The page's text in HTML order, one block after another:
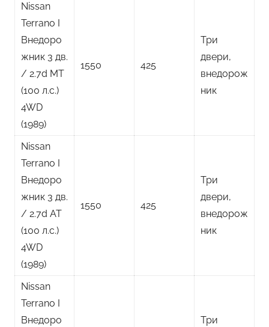
Nissan
Terrano I
Внедоро
жник 3 дв.
/ 2.7d MT
(100 л.с.)
4WD
(1989)
1550 425
Три
двери,
внедорож
ник
Nissan
Terrano I
Внедоро
жник 3 дв.
/ 2.7d AT
(100 л.с.)
4WD
(1989)
1550 425
Три
двери,
внедорож
ник
Nissan
Terrano I
Внедоро
Три